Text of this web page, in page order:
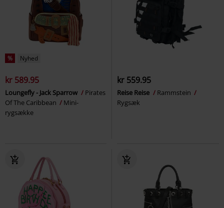
% Nyhed
kr 589.95
Loungefly - Jack Sparrow
Pirates
Of The Caribbean
Mini-
rygsække
kr 559.95
Reise Reise
Rammstein
Rygsæk